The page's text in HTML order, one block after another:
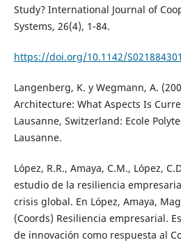
Study? International Journal of
Systems, 26(4), 1-84.
https://doi.org/10.1142/
Langenberg, K. y Wegmann, A.
Architecture: What Aspects Is
Lausanne, Switzerland: Ecole
Lausanne.
López, R.R., Amaya, C.M., López,
estudio de la resiliencia
crisis global. En López, Amaya,
(Coords) Resiliencia empresarial.
de innovación como respuesta al